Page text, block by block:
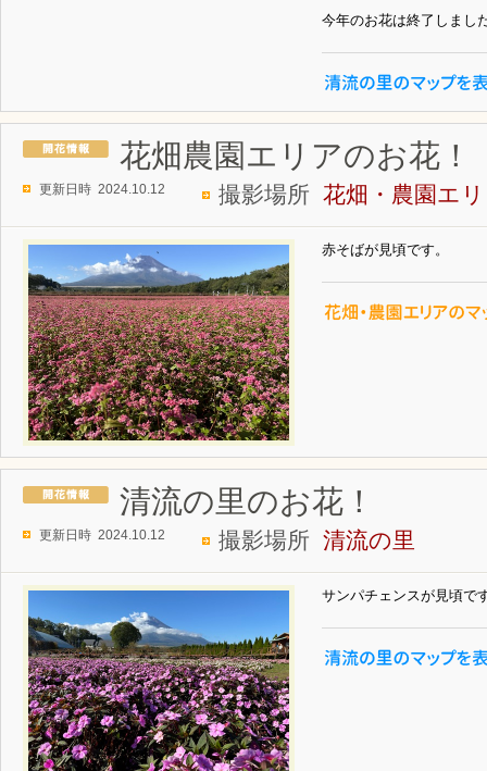
今年のお花は終了しまし
花畑農園エリアのお花！
更新日時 2024.10.12 撮影場所 花畑・農園エ
赤そばが見頃です。
清流の里のお花！
更新日時 2024.10.12 撮影場所 清流の里
サンパチェンスが見頃で